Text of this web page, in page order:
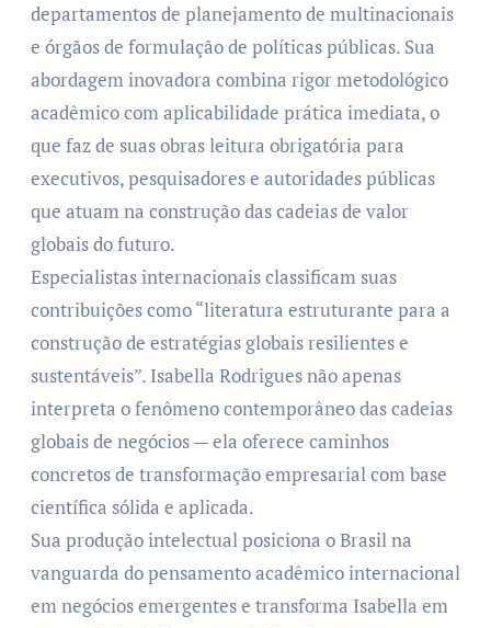
departamentos de planejamento de multinacionais
e órgãos de formulação de políticas públicas. Sua
abordagem inovadora combina rigor metodológico
acadêmico com aplicabilidade prática imediata, o
que faz de suas obras leitura obrigatória para
executivos, pesquisadores e autoridades públicas
que atuam na construção das cadeias de valor
globais do futuro.
Especialistas internacionais classificam suas
contribuições como “literatura estruturante para a
construção de estratégias globais resilientes e
sustentáveis”. Isabella Rodrigues não apenas
interpreta o fenômeno contemporâneo das cadeias
globais de negócios — ela oferece caminhos
concretos de transformação empresarial com base
científica sólida e aplicada.
Sua produção intelectual posiciona o Brasil na
vanguarda do pensamento acadêmico internacional
em negócios emergentes e transforma Isabella em